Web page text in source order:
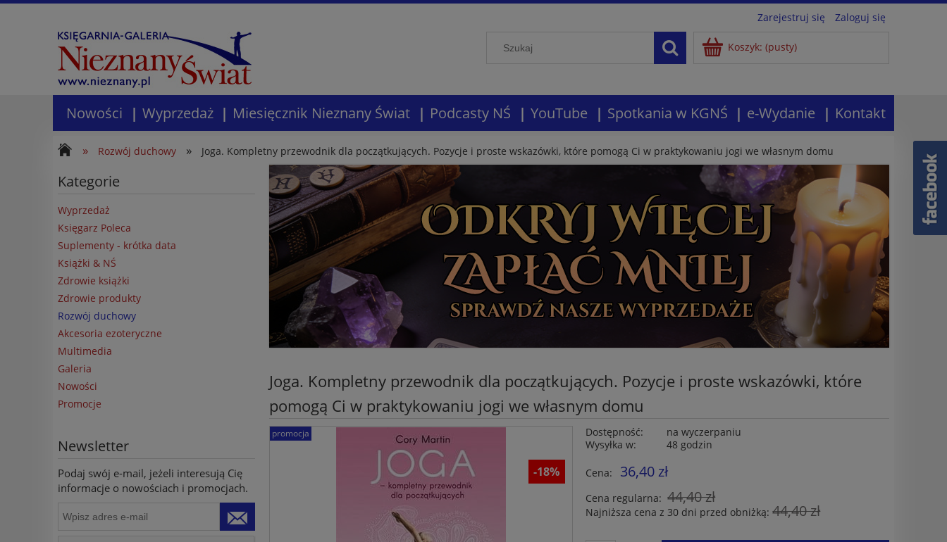
Zarejestruj się Zaloguj się
Koszyk: (pusty)
Nowości Wyprzedaż Miesięcznik Nieznany Świat Podcasty NŚ YouTube Spotkania w KGNŚ e-Wydanie Kontakt
» Rozwój duchowy » Joga. Kompletny przewodnik dla początkujących. Pozycje i proste wskazówki, które pomogą Ci w praktykowaniu jogi we własnym domu
Kategorie
Wyprzedaż
Księgarz Poleca
Suplementy - krótka data
Książki & NŚ
Zdrowie książki
Zdrowie produkty
Rozwój duchowy
Akcesoria ezoteryczne
Multimedia
Galeria
Nowości
Promocje
Newsletter
Podaj swój e-mail, jeżeli interesują Cię
informacje o nowościach i promocjach.
Joga. Kompletny przewodnik dla początkujących. Pozycje i proste wskazówki, które
pomogą Ci w praktykowaniu jogi we własnym domu
promocja
-18%
Dostępność:
na wyczerpaniu
Wysyłka w:
48 godzin
Cena: 36,40 zł
Cena regularna: 44,40 zł
Najniższa cena z 30 dni przed obniżką:44,40 zł